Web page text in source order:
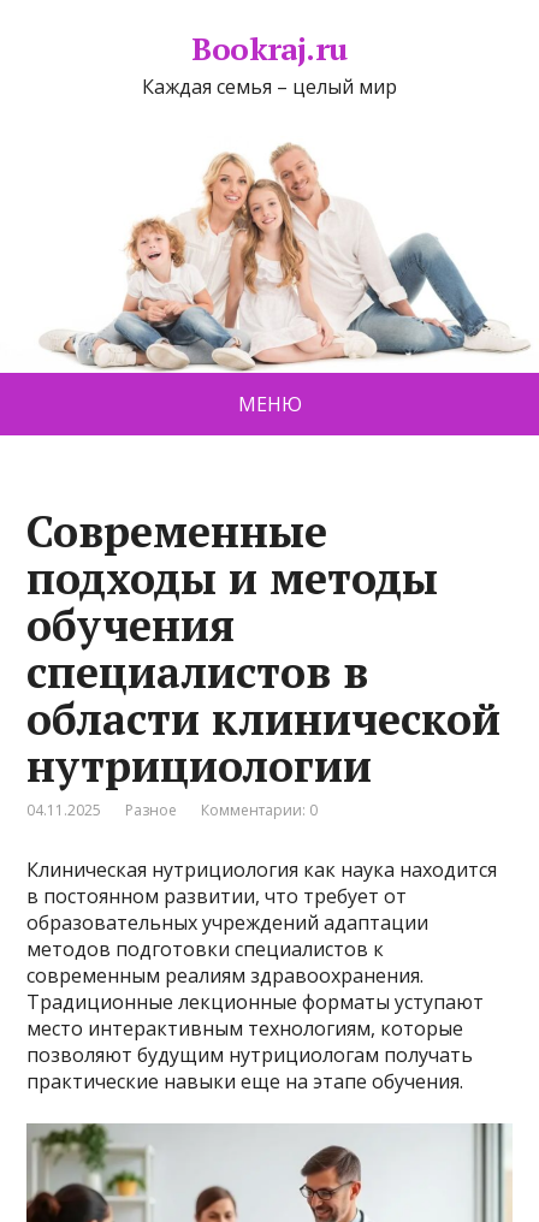
Bookraj.ru
Каждая семья – целый мир
МЕНЮ
Современные
подходы и методы
обучения
специалистов в
области клинической
нутрициологии
04.11.2025 Разное Комментарии: 0
Клиническая нутрициология как наука находится
в постоянном развитии, что требует от
образовательных учреждений адаптации
методов подготовки специалистов к
современным реалиям здравоохранения.
Традиционные лекционные форматы уступают
место интерактивным технологиям, которые
позволяют будущим нутрициологам получать
практические навыки еще на этапе обучения.